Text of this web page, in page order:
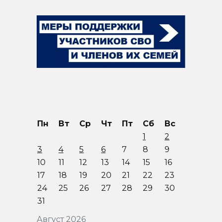
Август 2026
Пн Вт Ср Чт Пт Сб
Вс
1
2
3
4 5 6 7 8
9
10
11 12 13 14 15
16
17
18 19 20 21 22
23
24
25 26 27 28 29
30
31